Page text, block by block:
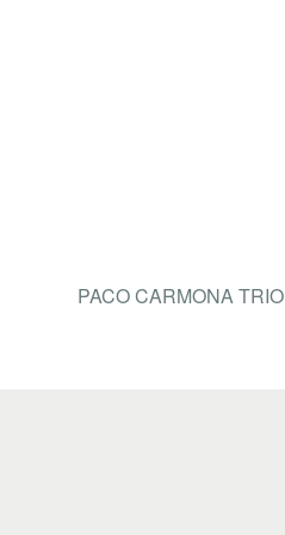
PACO CARMONA TRIO